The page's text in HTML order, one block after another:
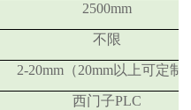
2500mm
不限
2-20mm（20mm以上可定制
西门子PLC